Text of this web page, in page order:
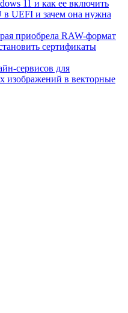
11 и как ее включить
UEFI и зачем она нужна
приобрела RAW-формат
сертификаты
сервисов для
изображений в векторные